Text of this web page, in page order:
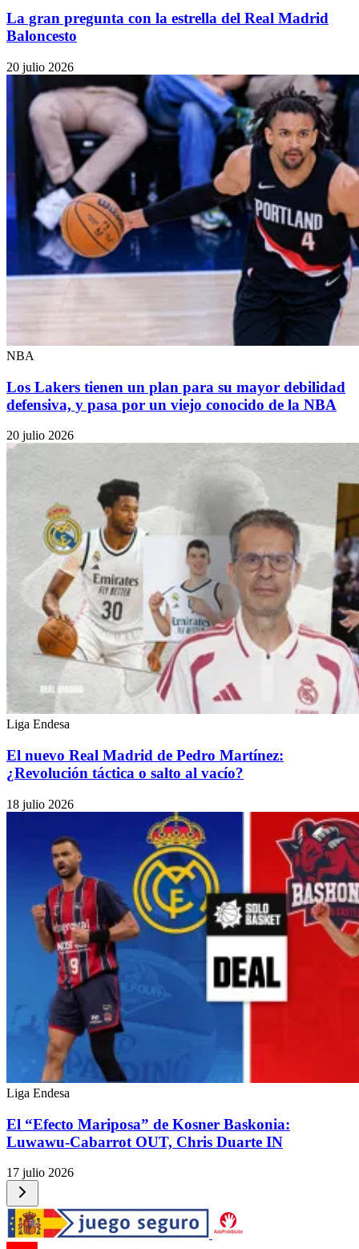
La gran pregunta con la estrella del Real Madrid
Baloncesto
20 julio 2026
NBA
Los Lakers tienen un plan para su mayor debilidad
defensiva, y pasa por un viejo conocido de la NBA
20 julio 2026
Liga Endesa
El nuevo Real Madrid de Pedro Martínez:
¿Revolución táctica o salto al vacío?
18 julio 2026
Liga Endesa
El “Efecto Mariposa” de Kosner Baskonia:
Luwawu-Cabarrot OUT, Chris Duarte IN
17 julio 2026